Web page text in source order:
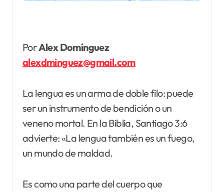
PorAlex Domínguez
alexdminguez@gmail.com
La lengua es un arma de doble filo: puede
ser un instrumento de bendición o un
veneno mortal. En la Biblia, Santiago 3:6
advierte: «La lengua también es un fuego,
un mundo de maldad.
Es como una parte del cuerpo que